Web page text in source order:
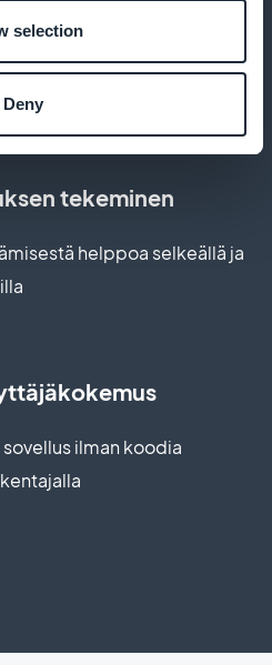
selection
Deny
tekeminen
helppoa selkeällä ja
ilman koodia